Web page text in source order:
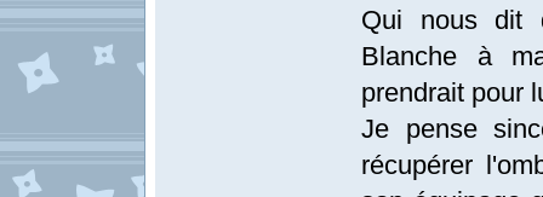
Qui nous dit
Blanche à
prendrait pour
Je pense
récupérer